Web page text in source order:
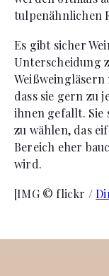
tulpenähnlichen
Es gibt sicher
Unterscheidung
Weißweingläsern
dass sie gern zu
ihnen gefallt. Sie
zu wählen, das
Bereich eher
wird.
[IMG © flickr /